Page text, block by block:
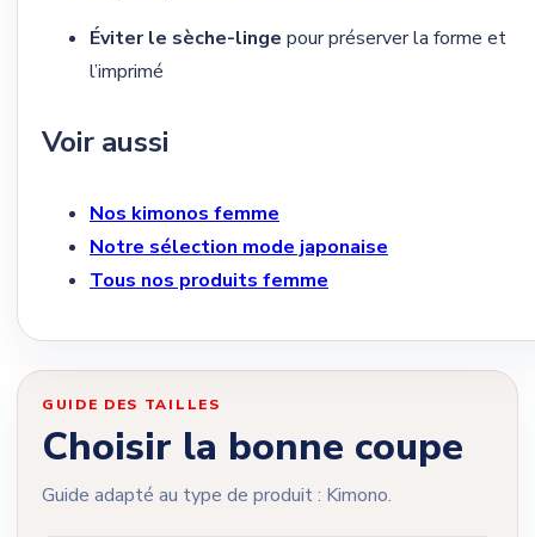
Éviter le sèche-linge pour préserver la forme et
l’imprimé
Voir aussi
Nos kimonos femme
Notre sélection mode japonaise
Tous nos produits femme
GUIDE DES TAILLES
Choisir la bonne coupe
Guide adapté au type de produit : Kimono.